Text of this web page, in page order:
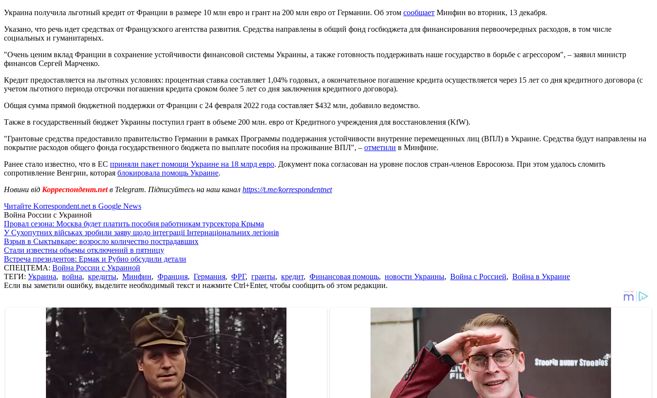
Украина получила льготный кредит от Франции в размере 10 млн евро и грант на 200 млн евро от Германии. Об этом сообщает Минфин во вторник, 13 декабря.
Указано, что речь идет средствах от Французского агентства развития. Средства направлены в общий фонд госбюджета для финансирования первоочередных расходов, в том числе
социальных и гуманитарных.
"Очень ценим вклад Франции в сохранение устойчивости финансовой системы Украины, а также готовность поддерживать наше государство в борьбе с агрессором", – заявил министр
финансов Сергей Марченко.
Кредит предоставляется на льготных условиях: процентная ставка составляет 1,04% годовых, а окончательное погашение кредита осуществляется через 15 лет со дня кредитного договора (с
учетом льготного периода отсрочки погашения кредита сроком более 5 лет со дня заключения кредитного договора).
Общая сумма прямой бюджетной поддержки от Франции с 24 февраля 2022 года составляет $432 млн, добавило ведомство.
Также в государственный бюджет Украины поступил грант в объеме 200 млн. евро от Кредитного учреждения для восстановления (KfW).
"Грантовые средства предоставило правительство Германии в рамках Программы поддержания устойчивости внутренне перемещенных лиц (ВПЛ) в Украине. Средства будут направлены на
покрытие расходов общего фонда государственного бюджета по выплате пособия на проживание ВПЛ", – отметили в Минфине.
Ранее стало известно, что в ЕС приняли пакет помощи Украине на 18 млрд евро. Документ пока согласован на уровне послов стран-членов Евросоюза. При этом удалось сломить
сопротивление Венгрии, которая блокировала помощь Украине.
Новини від Корреспондент.netв Telegram. Підписуйтесь на наш канал https://t.me/korrespondentnet
Читайте Korrespondent.net в Google News
Война России с Украиной
Провал сезона: Москва будет платить пособия работникам турсектора Крыма
У Сухопутних військах зробили заяву щодо інтеграції Інтернаціональних легіонів
Взрыв в Сыктывкаре: возросло количество пострадавших
Стали известны объемы отключений в пятницу
Встреча президентов: Ермак и Рубио обсудили детали
СПЕЦТЕМА: Война России с Украиной
ТЕГИ: Украина, война, кредиты, Минфин, Франция, Германия, ФРГ, гранты, кредит, Финансовая помощь, новости Украины, Война с Россией, Война в Украине
Если вы заметили ошибку, выделите необходимый текст и нажмите Ctrl+Enter, чтобы сообщить об этом редакции.